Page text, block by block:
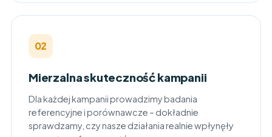
02
Mierzalna skuteczność kampanii
Dla każdej kampanii prowadzimy badania
referencyjne i porównawcze – dokładnie
sprawdzamy, czy nasze działania realnie wpłynęły